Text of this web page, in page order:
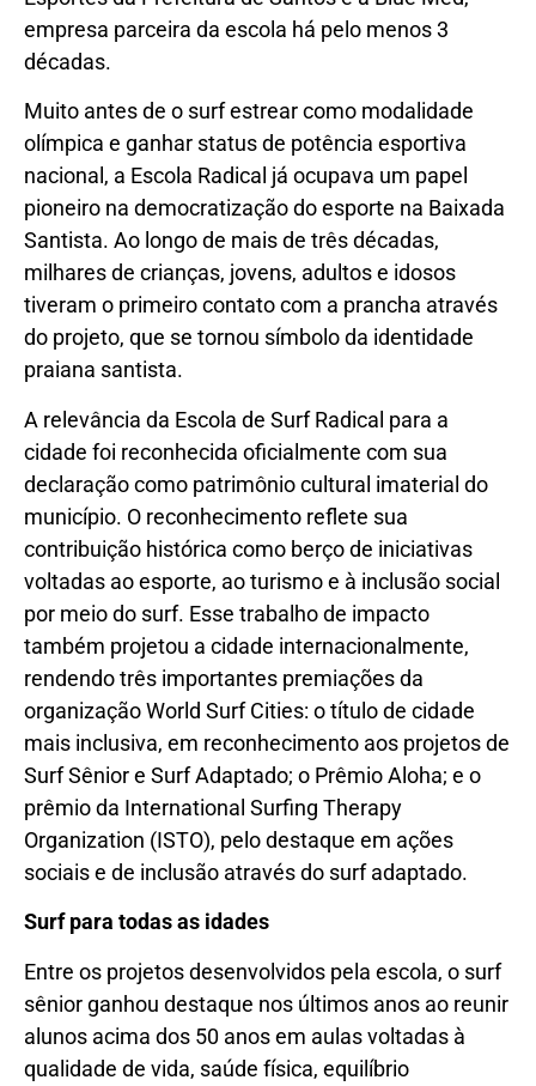
empresa parceira da escola há pelo menos 3
décadas.
Muito antes de o surf estrear como modalidade
olímpica e ganhar status de potência esportiva
nacional, a Escola Radical já ocupava um papel
pioneiro na democratização do esporte na Baixada
Santista. Ao longo de mais de três décadas,
milhares de crianças, jovens, adultos e idosos
tiveram o primeiro contato com a prancha através
do projeto, que se tornou símbolo da identidade
praiana santista.
A relevância da Escola de Surf Radical para a
cidade foi reconhecida oficialmente com sua
declaração como patrimônio cultural imaterial do
município. O reconhecimento reflete sua
contribuição histórica como berço de iniciativas
voltadas ao esporte, ao turismo e à inclusão social
por meio do surf. Esse trabalho de impacto
também projetou a cidade internacionalmente,
rendendo três importantes premiações da
organização World Surf Cities: o título de cidade
mais inclusiva, em reconhecimento aos projetos de
Surf Sênior e Surf Adaptado; o Prêmio Aloha; e o
prêmio da International Surfing Therapy
Organization (ISTO), pelo destaque em ações
sociais e de inclusão através do surf adaptado.
Surf para todas as idades
Entre os projetos desenvolvidos pela escola, o surf
sênior ganhou destaque nos últimos anos ao reunir
alunos acima dos 50 anos em aulas voltadas à
qualidade de vida, saúde física, equilíbrio